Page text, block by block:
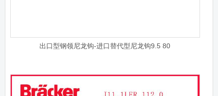
出口型钢领尼龙钩-进口替代型尼龙钩9.5 80